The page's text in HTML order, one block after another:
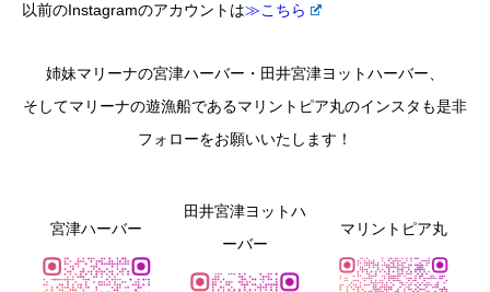
以前のInstagramのアカウントは≫こちら
姉妹マリーナの宮津ハーバー・田井宮津ヨットハーバー、
そしてマリーナの遊漁船であるマリントピア丸のインスタも是非
フォローをお願いいたします！
宮津ハーバー
田井宮津ヨットハ
ーバー
マリントピア丸